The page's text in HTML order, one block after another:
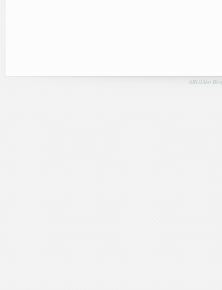
ARGIAko